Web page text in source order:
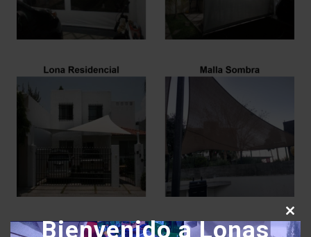
Close
Bienvenido a Lonas